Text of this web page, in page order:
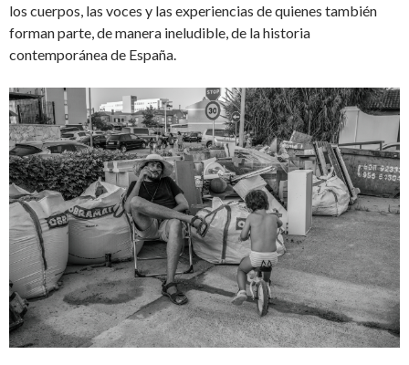
los cuerpos, las voces y las experiencias de quienes también
forman parte, de manera ineludible, de la historia
contemporánea de España.